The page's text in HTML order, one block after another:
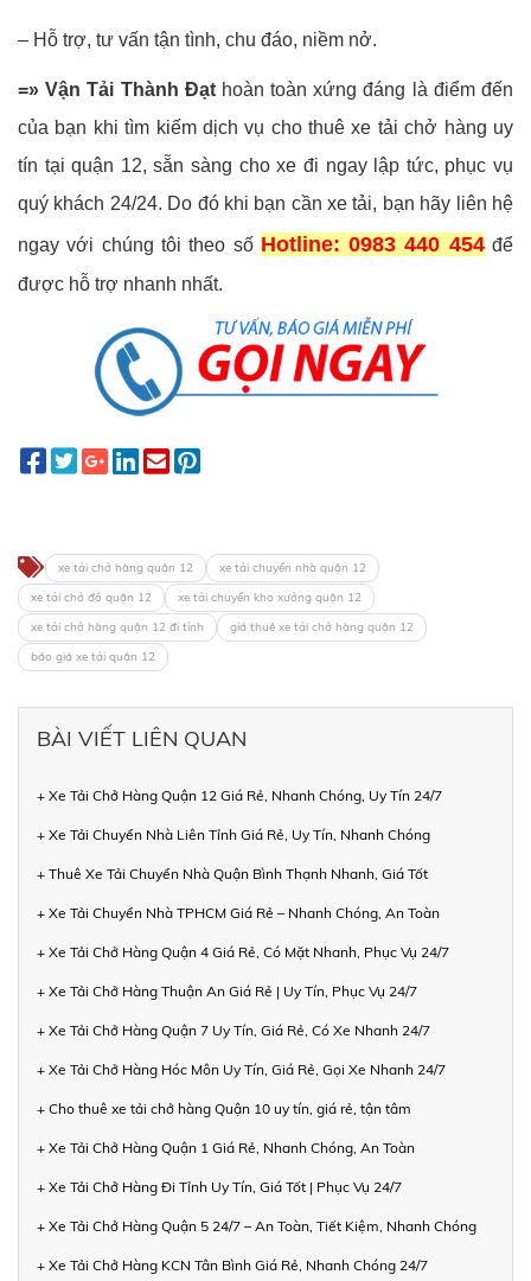
– Hỗ trợ, tư vấn tận tình, chu đáo, niềm nở.
=» Vận Tải Thành Đạthoàn toàn xứng đáng là điểm đến
của bạn khi tìm kiếm dịch vụ cho thuê xe tải chở hàng uy
tín tại quận 12, sẵn sàng cho xe đi ngay lập tức, phục vụ
quý khách 24/24. Do đó khi bạn cần xe tải, bạn hãy liên hệ
ngay với chúng tôi theo số Hotline: 0983 440 454để
được hỗ trợ nhanh nhất.
xe tải chở hàng quận 12
xe tải chuyển nhà quận 12
xe tải chở đồ quận 12
xe tải chuyển kho xưởng quận 12
xe tải chở hàng quận 12 đi tỉnh
giá thuê xe tải chở hàng quận 12
báo giá xe tải quận 12
BÀI VIẾT LIÊN QUAN
+ Xe Tải Chở Hàng Quận 12 Giá Rẻ, Nhanh Chóng, Uy Tín 24/7
+ Xe Tải Chuyển Nhà Liên Tỉnh Giá Rẻ, Uy Tín, Nhanh Chóng
+ Thuê Xe Tải Chuyển Nhà Quận Bình Thạnh Nhanh, Giá Tốt
+ Xe Tải Chuyển Nhà TPHCM Giá Rẻ – Nhanh Chóng, An Toàn
+ Xe Tải Chở Hàng Quận 4 Giá Rẻ, Có Mặt Nhanh, Phục Vụ 24/7
+ Xe Tải Chở Hàng Thuận An Giá Rẻ | Uy Tín, Phục Vụ 24/7
+ Xe Tải Chở Hàng Quận 7 Uy Tín, Giá Rẻ, Có Xe Nhanh 24/7
+ Xe Tải Chở Hàng Hóc Môn Uy Tín, Giá Rẻ, Gọi Xe Nhanh 24/7
+ Cho thuê xe tải chở hàng Quận 10 uy tín, giá rẻ, tận tâm
+ Xe Tải Chở Hàng Quận 1 Giá Rẻ, Nhanh Chóng, An Toàn
+ Xe Tải Chở Hàng Đi Tỉnh Uy Tín, Giá Tốt | Phục Vụ 24/7
+ Xe Tải Chở Hàng Quận 5 24/7 – An Toàn, Tiết Kiệm, Nhanh Chóng
+ Xe Tải Chở Hàng KCN Tân Bình Giá Rẻ, Nhanh Chóng 24/7